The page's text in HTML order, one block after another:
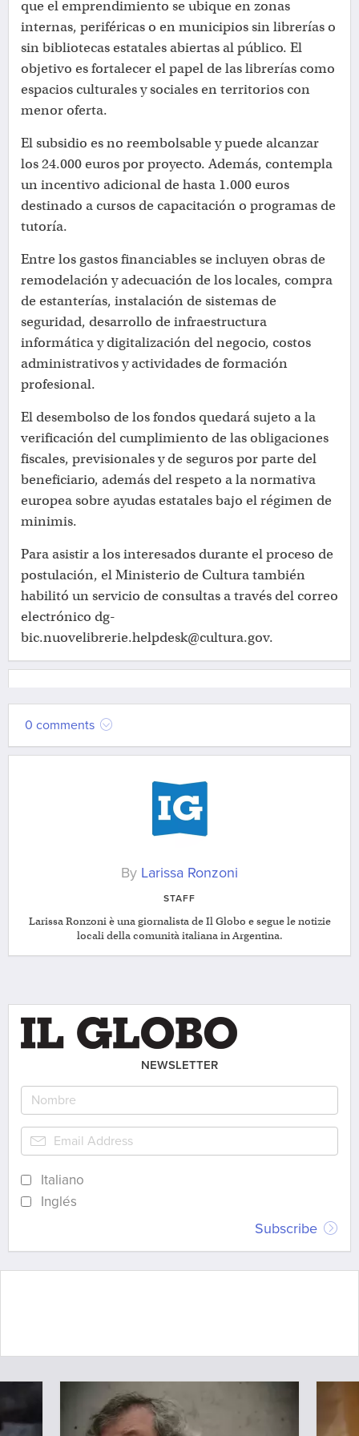
que el emprendimiento se ubique en zonas
internas, periféricas o en municipios sin librerías o
sin bibliotecas estatales abiertas al público. El
objetivo es fortalecer el papel de las librerías como
espacios culturales y sociales en territorios con
menor oferta.
El subsidio es no reembolsable y puede alcanzar
los 24.000 euros por proyecto. Además, contempla
un incentivo adicional de hasta 1.000 euros
destinado a cursos de capacitación o programas de
tutoría.
Entre los gastos financiables se incluyen obras de
remodelación y adecuación de los locales, compra
de estanterías, instalación de sistemas de
seguridad, desarrollo de infraestructura
informática y digitalización del negocio, costos
administrativos y actividades de formación
profesional.
El desembolso de los fondos quedará sujeto a la
verificación del cumplimiento de las obligaciones
fiscales, previsionales y de seguros por parte del
beneficiario, además del respeto a la normativa
europea sobre ayudas estatales bajo el régimen de
minimis.
Para asistir a los interesados durante el proceso de
postulación, el Ministerio de Cultura también
habilitó un servicio de consultas a través del correo
electrónico dg-
bic.nuovelibrerie.helpdesk@cultura.gov.
0 comments
By Larissa Ronzoni
STAFF
Larissa Ronzoni è una giornalista de Il Globo e segue le notizie
locali della comunità italiana in Argentina.
NEWSLETTER
Italiano
Inglés
Subscribe